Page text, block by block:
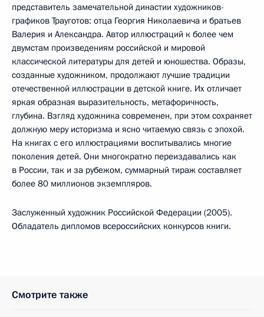
представитель замечательной династии художников-
графиков Трауготов: отца Георгия Николаевича и братьев
Валерия и Александра. Автор иллюстраций к более чем
двумстам произведениям российской и мировой
классической литературы для детей и юношества. Образы,
созданные художником, продолжают лучшие традиции
отечественной иллюстрации в детской книге. Их отличает
яркая образная выразительность, метафоричность,
глубина. Взгляд художника современен, при этом сохраняет
должную меру историзма и ясно читаемую связь с эпохой.
На книгах с его иллюстрациями воспитывались многие
поколения детей. Они многократно переиздавались как
в России, так и за рубежом, суммарный тираж составляет
более 80 миллионов экземпляров.
Заслуженный художник Российской Федерации (2005).
Обладатель дипломов всероссийских конкурсов книги.
Смотрите также